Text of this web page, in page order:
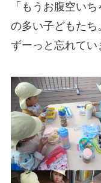
「もうお腹空い
の多い子どもたち
ずーっと忘れてい